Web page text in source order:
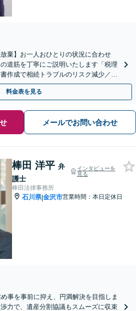
棄】お一人おひとりの状況に合わせ
道筋を丁寧にご説明いたします「税理
作成で相続トラブルのリスク減少／形
イス」
料金表を見る
メールでお問い合わせ
棒田 洋平 弁
護士
インタビューを
見る
棒田法律事務所
石川県|金沢市営業時間：本日定休日
事を事前に抑え、円満解決を目指しま
力で、遺産分割協議もスムーズに収束